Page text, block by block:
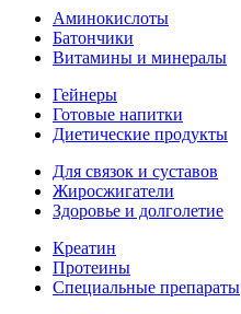
Аминокислоты
Батончики
Витамины и минералы
Гейнеры
Готовые напитки
Диетические продукты
Для связок и суставов
Жиросжигатели
Здоровье и долголетие
Креатин
Протеины
Специальные препараты